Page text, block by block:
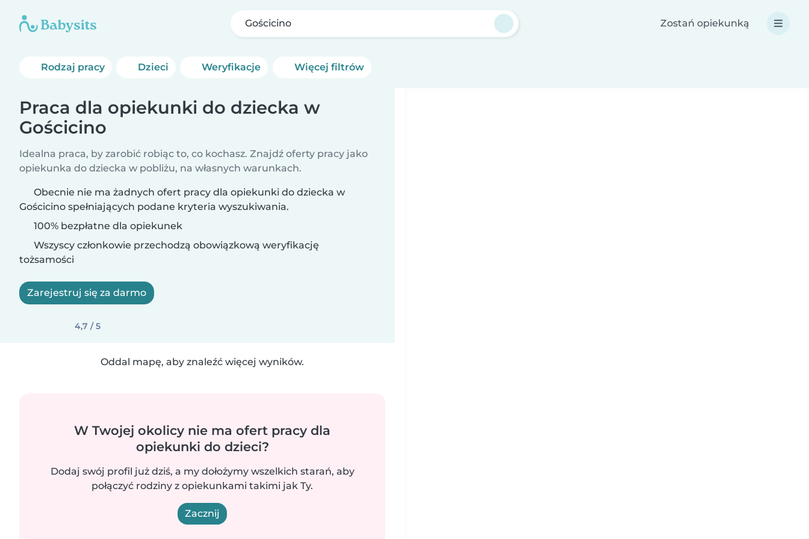
Gościcino Zostań opiekunką
Rodzaj pracy Dzieci Weryfikacje Więcej filtrów
Praca dla opiekunki do dziecka w
Gościcino
Idealna praca, by zarobić robiąc to, co kochasz. Znajdź oferty pracy jako
opiekunka do dziecka w pobliżu, na własnych warunkach.
Obecnie nie ma żadnych ofert pracy dla opiekunki do dziecka w
Gościcino spełniających podane kryteria wyszukiwania.
100% bezpłatne dla opiekunek
Wszyscy członkowie przechodzą obowiązkową weryfikację
tożsamości
Zarejestruj się za darmo
4,7 / 5
Oddal mapę, aby znaleźć więcej wyników.
W Twojej okolicy nie ma ofert pracy dla
opiekunki do dzieci?
Dodaj swój profil już dziś, a my dołożymy wszelkich starań, aby
połączyć rodziny z opiekunkami takimi jak Ty.
Zacznij